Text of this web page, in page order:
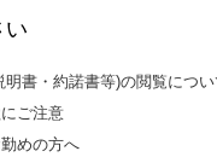
い
明書・約諾書等)の閲覧につ
ご注意
めの方へ